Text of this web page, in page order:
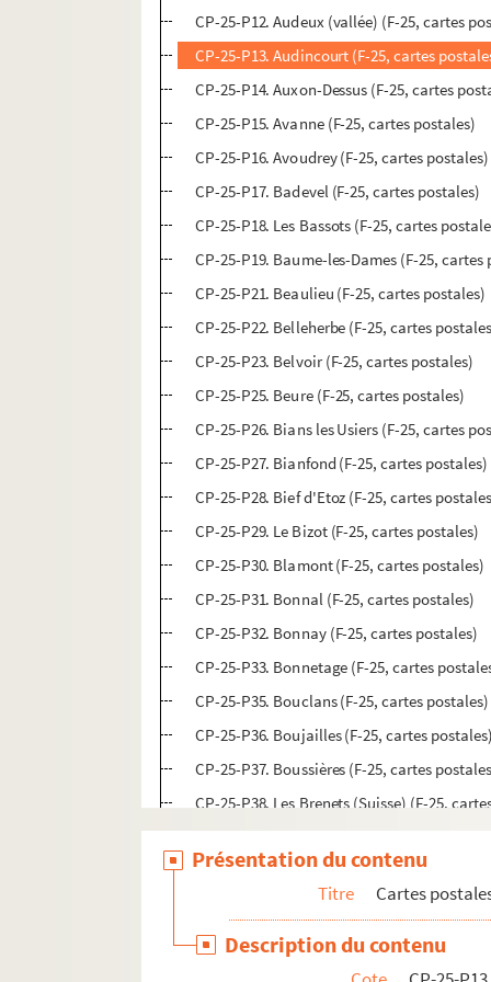
CP-25-P12. Audeux (vallée) (F-25, cartes
CP-25-P13. Audincourt (F-25, cartes
CP-25-P14. Auxon-Dessus (F-25, cartes
CP-25-P15. Avanne (F-25, cartes postales)
CP-25-P16. Avoudrey (F-25, cartes postales)
CP-25-P17. Badevel (F-25, cartes postales)
CP-25-P18. Les Bassots (F-25, cartes
CP-25-P19. Baume-les-Dames (F-25, cartes
CP-25-P21. Beaulieu (F-25, cartes postales)
CP-25-P22. Belleherbe (F-25, cartes
CP-25-P23. Belvoir (F-25, cartes postales)
CP-25-P25. Beure (F-25, cartes postales)
CP-25-P26. Bians les Usiers (F-25, cartes
CP-25-P27. Bianfond (F-25, cartes postales)
CP-25-P28. Bief d'Etoz (F-25, cartes
CP-25-P29. Le Bizot (F-25, cartes postales)
CP-25-P30. Blamont (F-25, cartes postales)
CP-25-P31. Bonnal (F-25, cartes postales)
CP-25-P32. Bonnay (F-25, cartes postales)
CP-25-P33. Bonnetage (F-25, cartes
CP-25-P35. Bouclans (F-25, cartes postales)
CP-25-P36. Boujailles (F-25, cartes
CP-25-P37. Boussières (F-25, cartes
CP-25-P38. Les Brenets (Suisse) (F-25,
CP-25-P39. Les Bréseux (F-25, cartes
CP-25-P40. Bretonvillers (F-25, cartes
CP-25-P41. Busy (F-25, cartes postales)
CP-25-P42. Byans (F-25, cartes postales)
CP-25-P43. La Cendrée (F-25, cartes
Présentation du contenu
Titre Cartes
Description du contenu